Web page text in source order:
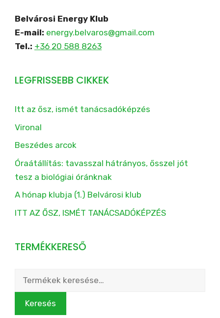
Belvárosi Energy Klub
E-mail: energy.belvaros@gmail.com
Tel.: +36 20 588 8263
LEGFRISSEBB CIKKEK
Itt az ősz, ismét tanácsadóképzés
Vironal
Beszédes arcok
Óraátállítás: tavasszal hátrányos, ősszel jót
tesz a biológiai óránknak
A hónap klubja (1.) Belvárosi klub
ITT AZ ŐSZ, ISMÉT TANÁCSADÓKÉPZÉS
TERMÉKKERESŐ
Keresés
következőre:
Keresés